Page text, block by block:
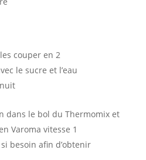
couper en 2
le sucre et l’eau
dans le bol du Thermomix et
Varoma vitesse 1
besoin afin d’obtenir